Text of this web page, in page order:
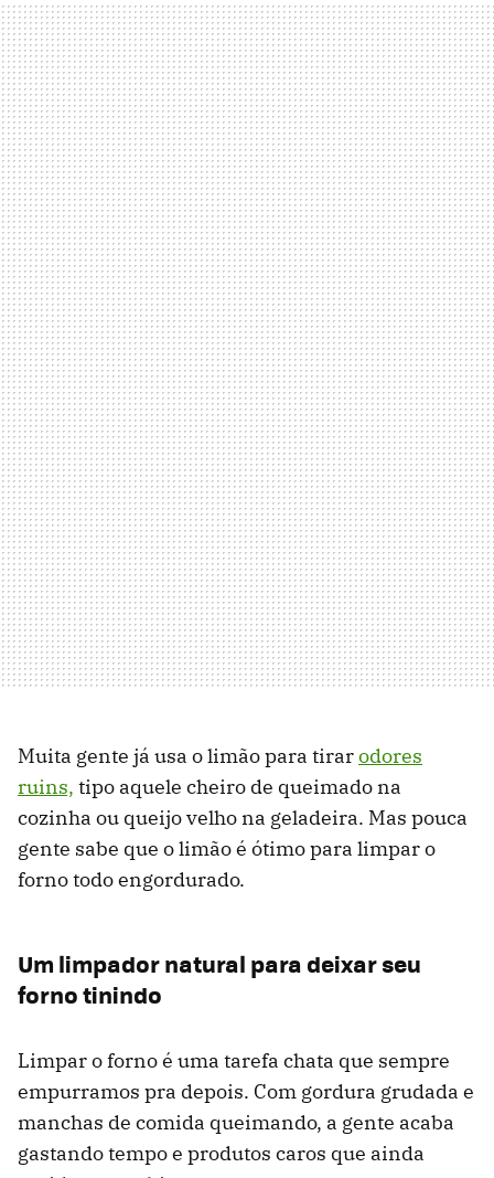
Muita gente já usa o limão para tirarodores
ruins, tipo aquele cheiro de queimado na
cozinha ou queijo velho na geladeira. Mas pouca
gente sabe que o limão é ótimo para limpar o
forno todo engordurado.
Um limpador natural para deixar seu
forno tinindo
Limpar o forno é uma tarefa chata que sempre
empurramos pra depois. Com gordura grudada e
manchas de comida queimando, a gente acaba
gastando tempo e produtos caros que ainda